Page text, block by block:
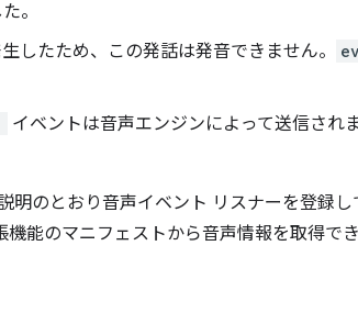
。
したため、この発話は発音できません。
イベントは音声エンジンによって送信され
明のとおり音声イベント リスナーを登録し
能のマニフェストから音声情報を取得でき